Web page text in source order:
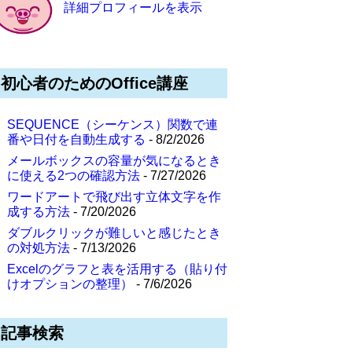
詳細プロフィールを表示
初心者のためのOffice講座
SEQUENCE（シーケンス）関数で連
番や日付を自動生成する - 8/2/2026
メールボックスの容量が気になるとき
に使える2つの確認方法 - 7/27/2026
ワードアートで飛び出す立体文字を作
成する方法 - 7/20/2026
ダブルクリックが難しいと感じたとき
の対処方法 - 7/13/2026
Excelのグラフと表を活用する（貼り付
けオプションの整理）
- 7/6/2026
記事検索